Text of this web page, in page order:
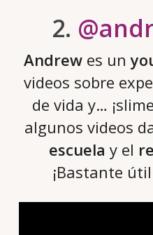
2.
Andrew es un
videos sobre
de vida y…
algunos videos
escuela y el
¡Bastante